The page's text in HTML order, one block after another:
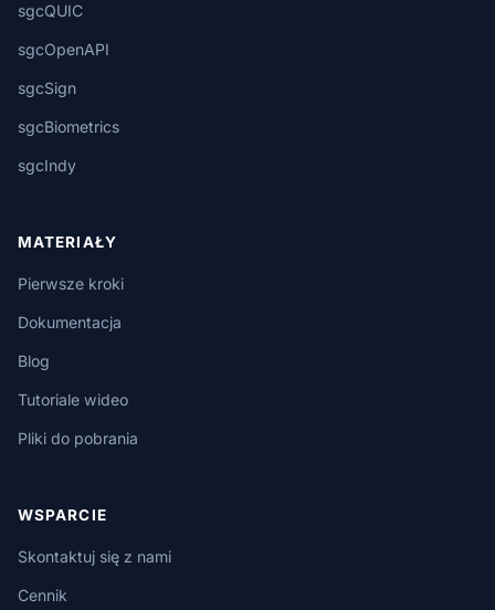
sgcQUIC
sgcOpenAPI
sgcSign
sgcBiometrics
sgcIndy
MATERIAŁY
Pierwsze kroki
Dokumentacja
Blog
Tutoriale wideo
Pliki do pobrania
WSPARCIE
Skontaktuj się z nami
Cennik